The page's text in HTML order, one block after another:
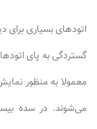
اتودهای بسیاری
معمولا به منظور
می‌شوند. در سده